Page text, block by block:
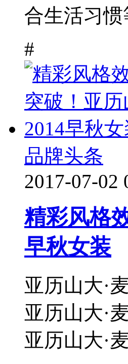
合生活习
#
品牌头条
2017-07-02
精彩风格
早秋女装
亚历山大·
亚历山大·
亚历山大·